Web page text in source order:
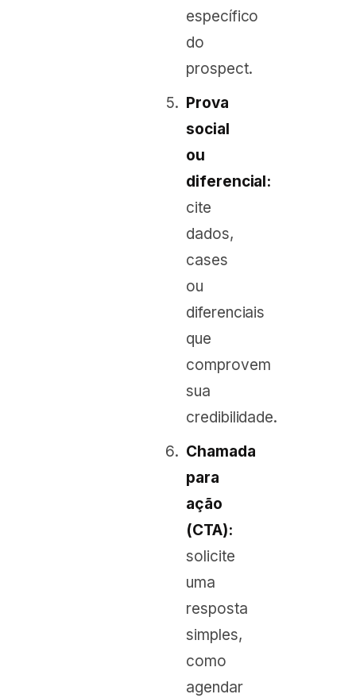
específico
do
prospect.
Prova
social
ou
diferencial:
cite
dados,
cases
ou
diferenciais
que
comprovem
sua
credibilidade.
Chamada
para
ação
(CTA):
solicite
uma
resposta
simples,
como
agendar